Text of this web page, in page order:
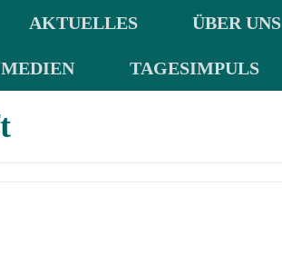
AKTUELLES ÜBER UNS
TAGESIMPULS